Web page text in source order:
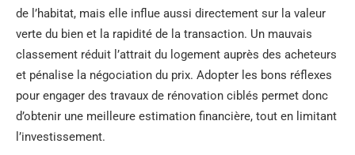
de l’habitat, mais elle influe aussi directement sur la valeur
verte du bien et la rapidité de la transaction. Un mauvais
classement réduit l’attrait du logement auprès des acheteurs
et pénalise la négociation du prix. Adopter les bons réflexes
pour engager des travaux de rénovation ciblés permet donc
d’obtenir une meilleure estimation financière, tout en limitant
l’investissement.